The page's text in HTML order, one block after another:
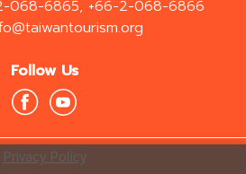
068-6865, +66-2-068-6866
Follow Us
Privacy Policy